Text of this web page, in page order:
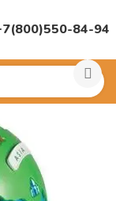
84-94